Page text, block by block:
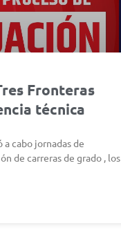
Fronteras
técnica
cabo jornadas de
de carreras de grado , los